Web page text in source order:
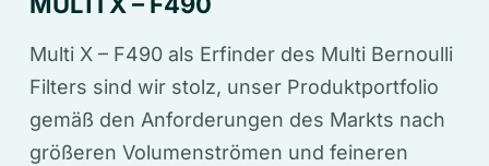
Multi X – F490 als Erfinder des Multi Bernoulli
Filters sind wir stolz, unser Produktportfolio
gemäß den Anforderungen des Markts nach
größeren Volumenströmen und feineren